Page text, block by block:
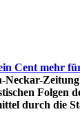
Cent mehr
Neckar-
Folgen
durch die